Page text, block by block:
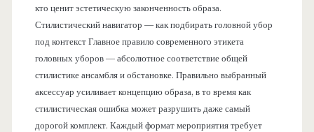
кто ценит эстетическую законченность образа.
Стилистический навигатор — как подбирать головной убор
под контекст Главное правило современного этикета
головных уборов — абсолютное соответствие общей
стилистике ансамбля и обстановке. Правильно выбранный
аксессуар усиливает концепцию образа, в то время как
стилистическая ошибка может разрушить даже самый
дорогой комплект. Каждый формат мероприятия требует